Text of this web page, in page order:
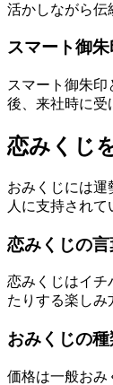
活かしながら伝
スマート御
スマート御朱
後、来社時に受
恋みくじ
おみくじには
人に支持されて
恋みくじの
恋みくじはイチ
たりする楽しみ
おみくじの
価格は一般おみ